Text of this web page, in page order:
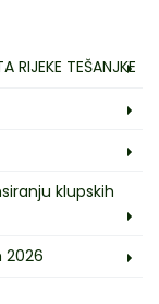
RIJEKE TEŠANJKE
klupskih
2026